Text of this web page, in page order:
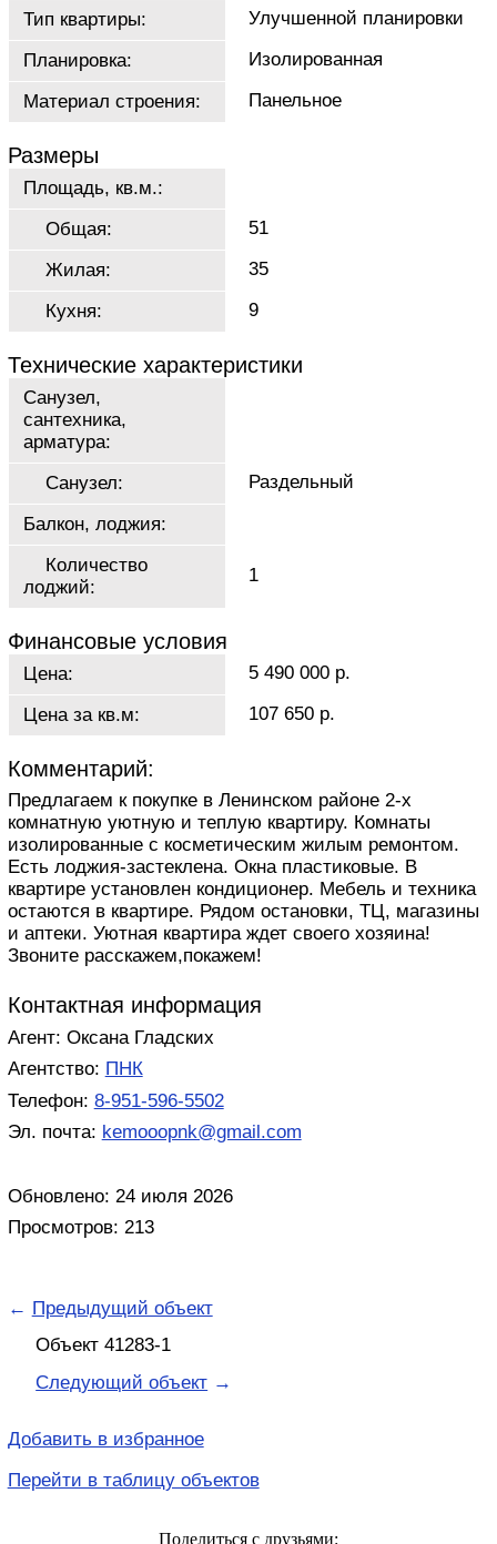
Тип квартиры:
Улучшенной планировки
Планировка:
Изолированная
Материал строения:
Панельное
Размеры
Площадь, кв.м.:
Общая:
51
Жилая:
35
Кухня:
9
Технические характеристики
Санузел,
сантехника,
арматура:
Санузел:
Раздельный
Балкон, лоджия:
Количество
лоджий:
1
Финансовые условия
Цена:
5 490 000 р.
Цена за кв.м:
107 650 р.
Комментарий:
Предлагаем к покупке в Ленинском районе 2-х
комнатную уютную и теплую квартиру. Комнаты
изолированные с косметическим жилым ремонтом.
Есть лоджия-застеклена. Окна пластиковые. В
квартире установлен кондиционер. Мебель и техника
остаются в квартире. Рядом остановки, ТЦ, магазины
и аптеки. Уютная квартира ждет своего хозяина!
Звоните расскажем,покажем!
Контактная информация
Агент: Оксана Гладских
Агентство: ПНК
Телефон: 8-951-596-5502
Эл. почта: kemooopnk@gmail.com
Обновлено: 24 июля 2026
Просмотров: 213
← Предыдущий объект
Объект 41283-1
Следующий объект →
Добавить в избранное
Перейти в таблицу объектов
Поделиться с друзьями: